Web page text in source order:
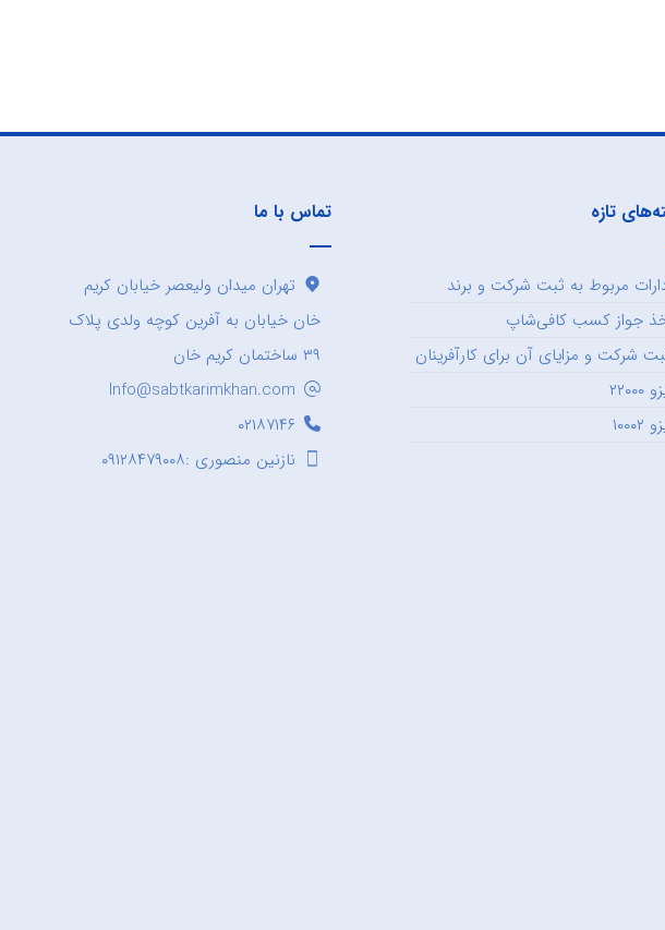
تازه
مربوط به ثبت شرکت و برند
جواز کسب کافی‌شاپ
شرکت و مزایای آن برای کارآفرینان
تماس با ما
تهران میدان ولیعصر خیابان کریم
خان خیابان به آفرین کوچه ولدی پلاک
۳۹ ساختمان کریم خان
Info@sabtkarimkhan.com
۰۲۱۸۷۱۴۶
نازنین منصوری :۰۹۱۲۸۴۷۹۰۰۸